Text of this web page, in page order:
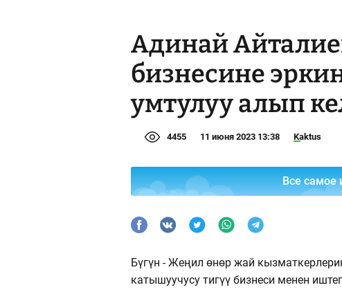
Адинай
бизнесине
умтулуу алып
4455 11 июня 2023 13:38 Kaktus
Все самое
Бүгүн - Жеңил өнөр жай
катышуучусу тигүү бизнеси менен